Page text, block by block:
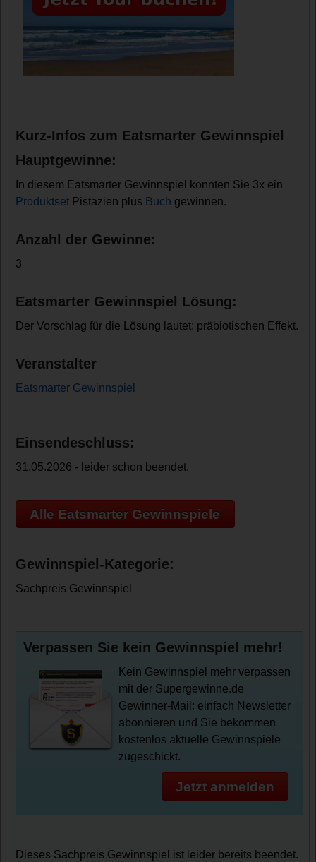
Kurz-Infos zum Eatsmarter Gewinnspiel
Hauptgewinne:
In diesem Eatsmarter Gewinnspiel konnten Sie 3x ein
Produktset Pistazien plus Buch gewinnen.
Anzahl der Gewinne:
3
Eatsmarter Gewinnspiel Lösung:
Der Vorschlag für die Lösung lautet: präbiotischen Effekt.
Veranstalter
Eatsmarter Gewinnspiel
Einsendeschluss:
31.05.2026 - leider schon beendet.
Alle Eatsmarter Gewinnspiele
Gewinnspiel-Kategorie:
Sachpreis Gewinnspiel
Verpassen Sie kein Gewinnspiel mehr!
Kein Gewinnspiel mehr verpassen
mit der Supergewinne.de
Gewinner-Mail: einfach Newsletter
abonnieren und Sie bekommen
kostenlos aktuelle Gewinnspiele
zugeschickt.
Jetzt anmelden
Dieses Sachpreis Gewinnspiel ist leider bereits beendet.